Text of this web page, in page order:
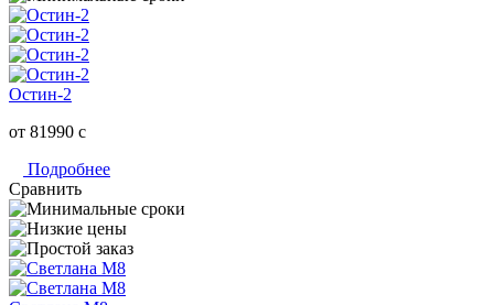
Остин-2
от 81990 c
Подробнее
Сравнить